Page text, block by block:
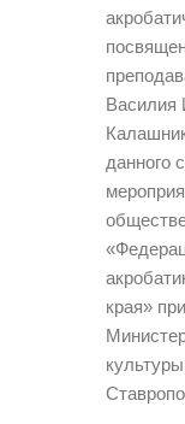
Василия
данного
края»